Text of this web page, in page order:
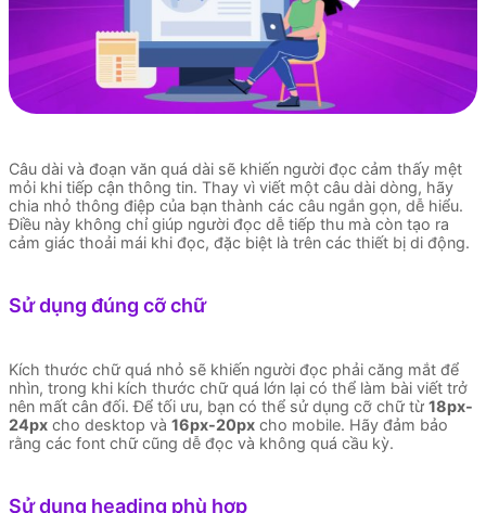
Câu dài và đoạn văn quá dài sẽ khiến người đọc cảm thấy mệt
mỏi khi tiếp cận thông tin. Thay vì viết một câu dài dòng, hãy
chia nhỏ thông điệp của bạn thành các câu ngắn gọn, dễ hiểu.
Điều này không chỉ giúp người đọc dễ tiếp thu mà còn tạo ra
cảm giác thoải mái khi đọc, đặc biệt là trên các thiết bị di động.
Sử dụng đúng cỡ chữ
Kích thước chữ quá nhỏ sẽ khiến người đọc phải căng mắt để
nhìn, trong khi kích thước chữ quá lớn lại có thể làm bài viết trở
nên mất cân đối. Để tối ưu, bạn có thể sử dụng cỡ chữ từ 18px-
24px cho desktop và 16px-20px cho mobile. Hãy đảm bảo
rằng các font chữ cũng dễ đọc và không quá cầu kỳ.
Sử dụng heading phù hợp